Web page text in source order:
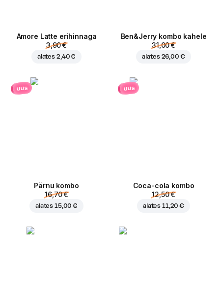
Amore Latte erihinnaga
3,90 €
alates 2,40 €
Ben&Jerry kombo kahele
31,00 €
alates 26,00 €
uus
Pärnu kombo
16,70 €
alates 15,00 €
uus
Coca-cola kombo
12,50 €
alates 11,20 €